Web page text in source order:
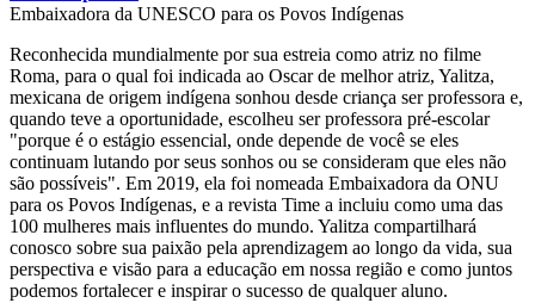
Embaixadora da UNESCO para os Povos Indígenas
Reconhecida mundialmente por sua estreia como atriz no filme
Roma, para o qual foi indicada ao Oscar de melhor atriz, Yalitza,
mexicana de origem indígena sonhou desde criança ser professora e,
quando teve a oportunidade, escolheu ser professora pré-escolar
"porque é o estágio essencial, onde depende de você se eles
continuam lutando por seus sonhos ou se consideram que eles não
são possíveis". Em 2019, ela foi nomeada Embaixadora da ONU
para os Povos Indígenas, e a revista Time a incluiu como uma das
100 mulheres mais influentes do mundo. Yalitza compartilhará
conosco sobre sua paixão pela aprendizagem ao longo da vida, sua
perspectiva e visão para a educação em nossa região e como juntos
podemos fortalecer e inspirar o sucesso de qualquer aluno.